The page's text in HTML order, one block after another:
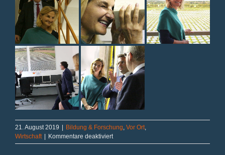
21. August 2019 | Bildung & Forschung Vor Ort
Wirtschaft | Kommentare deaktiviertfür
Spiegel